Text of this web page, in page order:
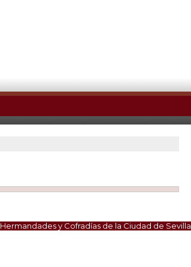
y Cofradías de la Ciudad de Sevilla